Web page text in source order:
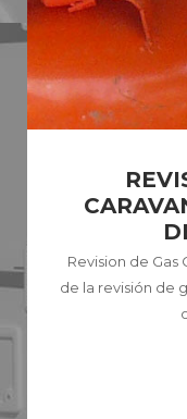
Revision de Gas
de la revisión de